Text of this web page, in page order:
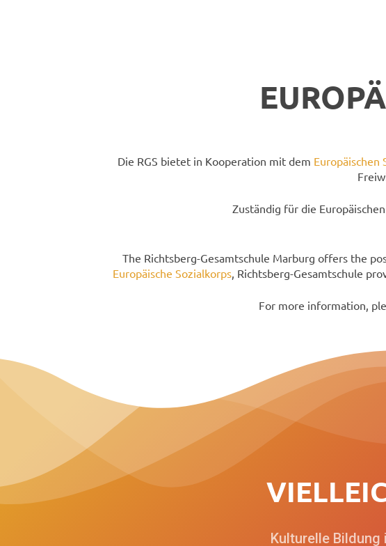
Die RGS bietet in Kooperation mit dem Europäischen
Zuständig für die
The Richtsberg-Gesamtschule Marburg offers the
Europäische Sozialkorps, Richtsberg-Gesamtschule
For more information,
VIELLEI
Kulturelle